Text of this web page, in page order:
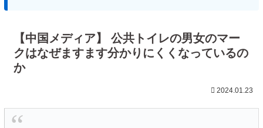
【中国メディア】 公共トイレの男女のマー
クはなぜますます分かりにくくなっているの
か
2024.01.23